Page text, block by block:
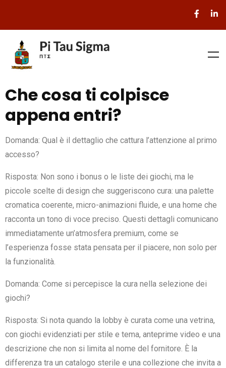
Che cosa ti colpisce
appena entri?
Domanda: Qual è il dettaglio che cattura l’attenzione al primo
accesso?
Risposta: Non sono i bonus o le liste dei giochi, ma le
piccole scelte di design che suggeriscono cura: una palette
cromatica coerente, micro-animazioni fluide, e una home che
racconta un tono di voce preciso. Questi dettagli comunicano
immediatamente un’atmosfera premium, come se
l’esperienza fosse stata pensata per il piacere, non solo per
la funzionalità.
Domanda: Come si percepisce la cura nella selezione dei
giochi?
Risposta: Si nota quando la lobby è curata come una vetrina,
con giochi evidenziati per stile e tema, anteprime video e una
descrizione che non si limita al nome del fornitore. È la
differenza tra un catalogo sterile e una collezione che invita a